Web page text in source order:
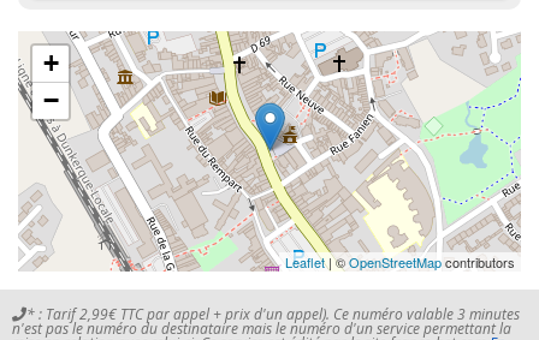
+
−
Leaflet| ©OpenStreetMapcontributors
* : Tarif 2,99€ TTC par appel + prix d'un appel). Ce numéro valable 3 minutes
n'est pas le numéro du destinataire mais le numéro d'un service permettant la